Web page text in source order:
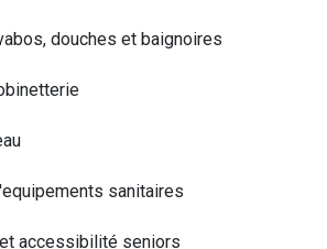
douches et baignoires
sanitaires
accessibilité seniors